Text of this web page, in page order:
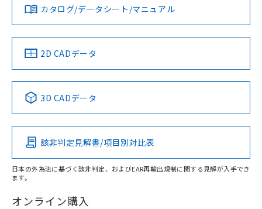
みください。
ソフトウェアの使用条件
対応済み
中国 RoHS 注意事項・凡例
Pb Hg Cd Cr(VI)
O
在庫等で未対応品が混在する可能性があります。
カタログ/データシート/マニュアル
2D CADデータ
3D CADデータ
該非判定見解書/項目別対比表
日本の外為法に基づく該非判定、およびEAR再輸出規制に関する見解が入手でき
ます。
オンライン購入